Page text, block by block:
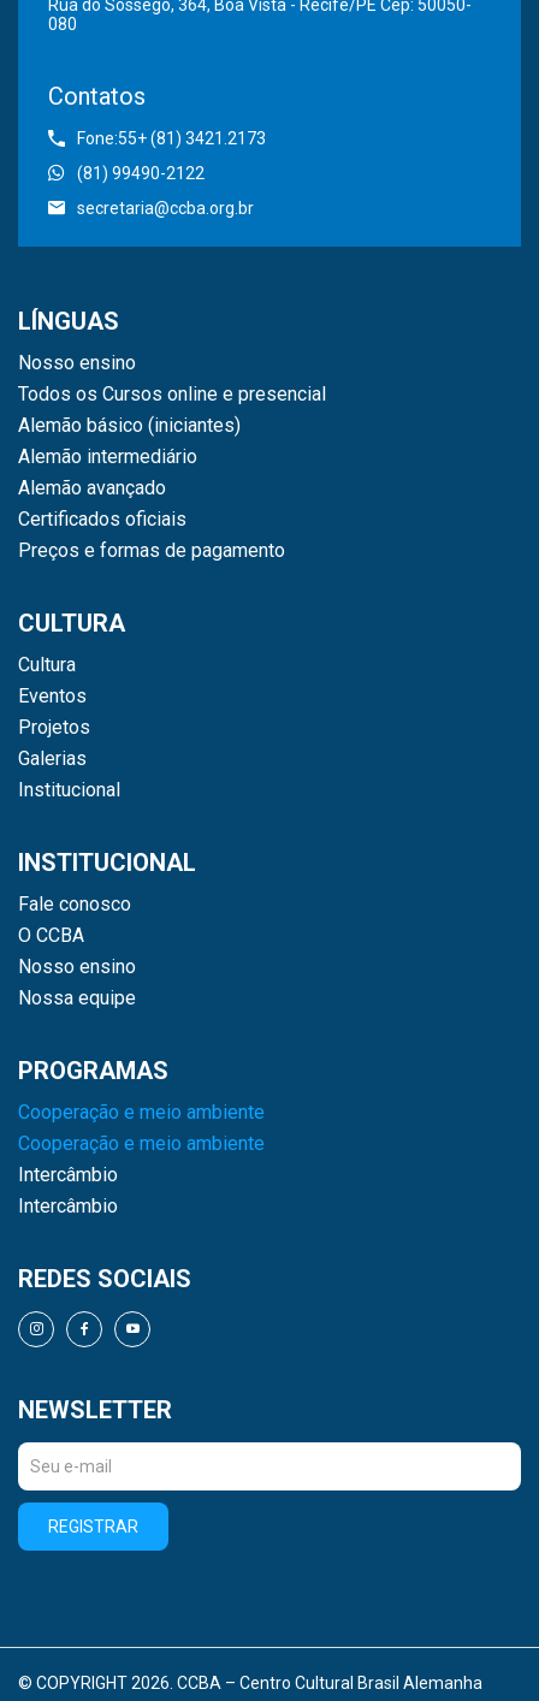
Rua do Sossego, 364, Boa Vista - Recife/PE Cep: 50050-
080
Contatos
Fone:55+ (81) 3421.2173
(81) 99490-2122
secretaria@ccba.org.br
LÍNGUAS
Nosso ensino
Todos os Cursos online e presencial
Alemão básico (iniciantes)
Alemão intermediário
Alemão avançado
Certificados oficiais
Preços e formas de pagamento
CULTURA
Cultura
Eventos
Projetos
Galerias
Institucional
INSTITUCIONAL
Fale conosco
O CCBA
Nosso ensino
Nossa equipe
PROGRAMAS
Cooperação e meio ambiente
Cooperação e meio ambiente
Intercâmbio
Intercâmbio
REDES SOCIAIS
NEWSLETTER
REGISTRAR
© COPYRIGHT 2026. CCBA – Centro Cultural Brasil Alemanha